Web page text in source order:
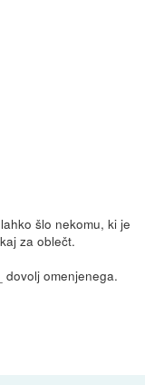
šlo nekomu, ki je
za oblečt.
dovolj omenjenega.